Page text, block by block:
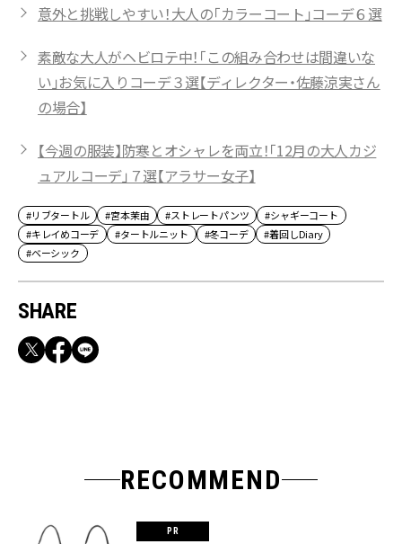
意外と挑戦しやすい！大人の「カラーコート」コーデ６選
素敵な大人がヘビロテ中！「この組み合わせは間違いな
い」お気に入りコーデ３選【ディレクター・佐藤涼実さん
の場合】
【今週の服装】防寒とオシャレを両立！「12月の大人カジ
ュアルコーデ」７選【アラサー女子】
#リブタートル #宮本茉由 #ストレートパンツ
#シャギーコート
#キレイめコーデ
#タートルニット #冬コーデ
#着回しDiary
#ベーシック
SHARE
RECOMMEND